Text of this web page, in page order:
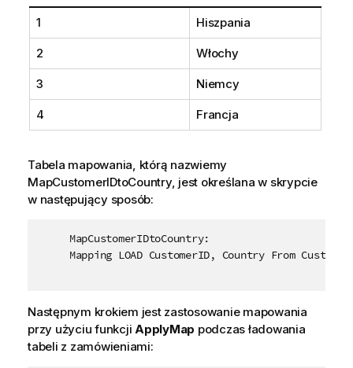
1 Hiszpania
2 Włochy
3 Niemcy
4 Francja
Tabela mapowania, którą nazwiemy
MapCustomerIDtoCountry, jest określana w skrypcie
w następujący sposób:
     MapCustomerIDtoCountry:
Mapping LOAD CustomerID, Country From
Następnym krokiem jest zastosowanie mapowania
przy użyciu funkcji ApplyMap podczas ładowania
tabeli z zamówieniami: